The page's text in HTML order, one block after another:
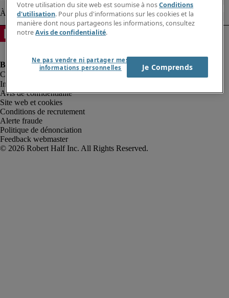
Informations sur la société
Avis de confidentialité
Site web et cookies
Conditions de recrutement
Alerte fraude
Politique de dénonciation
Feedback webmaster
Votre utilisation du site web est soumise à nosConditions
d'utilisation. Pour plus d'informations sur les cookies et la
manière dont nous partageons les informations, consultez
notreAvis de confidentialité.
Ne pas vendre ni partager mes
informations personnelles
Je Comprends